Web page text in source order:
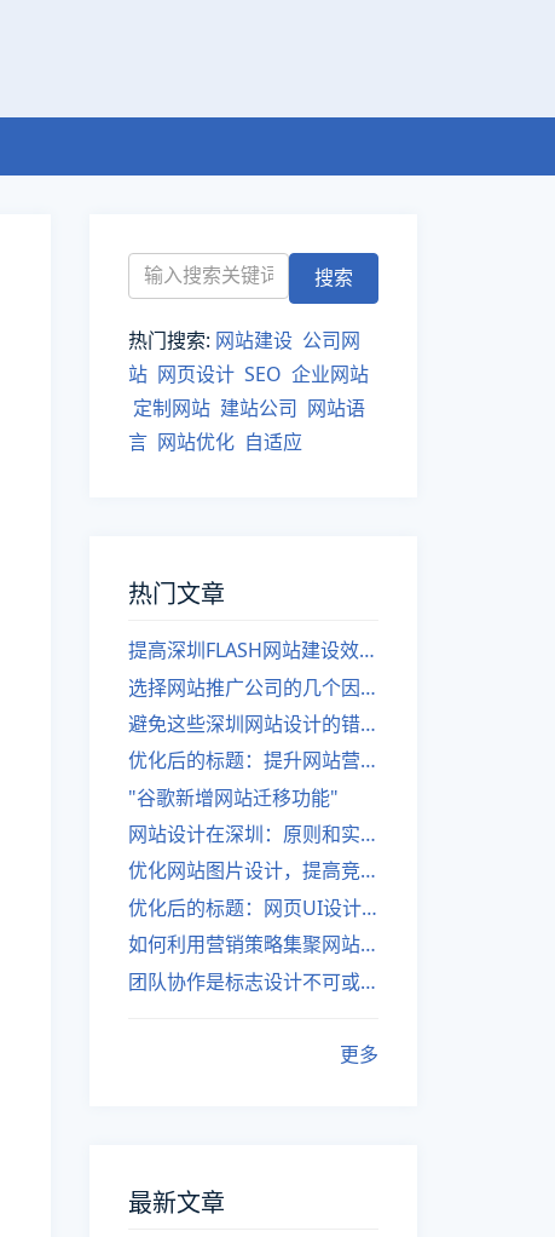
热门搜索: 网站建设 公司网
站 网页设计 SEO 企业网站
定制网站 建站公司 网站语
言 网站优化 自适应
热门文章
提高深圳FLASH网站建设效率的建议
选择网站推广公司的几个因素
避免这些深圳网站设计的错误
优化后的标题：提升网站营销绩效的策略
"谷歌新增网站迁移功能"
网站设计在深圳：原则和实践
优化网站图片设计，提高竞争力
优化后的标题：网页UI设计与APP UI设计应用软件
如何利用营销策略集聚网站流量
团队协作是标志设计不可或缺的一部分
更多
最新文章